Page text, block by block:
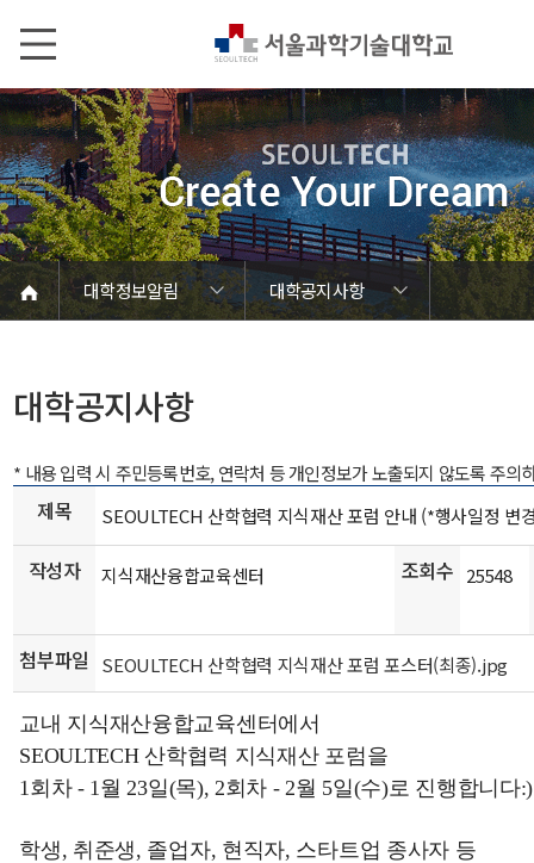
대학정보알림
대학공지사항
대학정보알림
정보공개
정보서비스안내
온라인민원센터
청렴행정
갑질신고센터
유실물 센터
SEOULTECH광장
대학공지사항
학사공지
장학공지
대학원공지
취업공지
대학입찰
채용정보
공모/외부행사
등록금심의위원회
코로나바이러스19 대응안내
재정위원회
대학공지사항
* 내용 입력 시 주민등록번호, 연락처 등 개인정보가 노출되지 않도록 주의
제목 SEOULTECH 산학협력 지식재산 포럼 안내 (*행사일정 변
작성자 지식재산융합교육센터 조회수 25548
첨부파일 SEOULTECH 산학협력 지식재산 포럼 포스터(최종).jpg
교내 지식재산융합교육센터에서
SEOULTECH 산학협력 지식재산 포럼을
1회차 - 1월 23일(목), 2회차 - 2월 5일(수)로 진행합니다:)
학생, 취준생, 졸업자, 현직자, 스타트업 종사자 등